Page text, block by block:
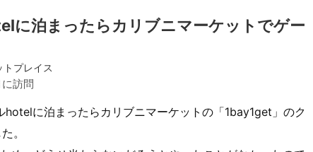
に泊まったらカリブニマーケットでゲー
プレイス
訪問
hotelに泊まったらカリブニマーケットの「1bay1get」のク
。